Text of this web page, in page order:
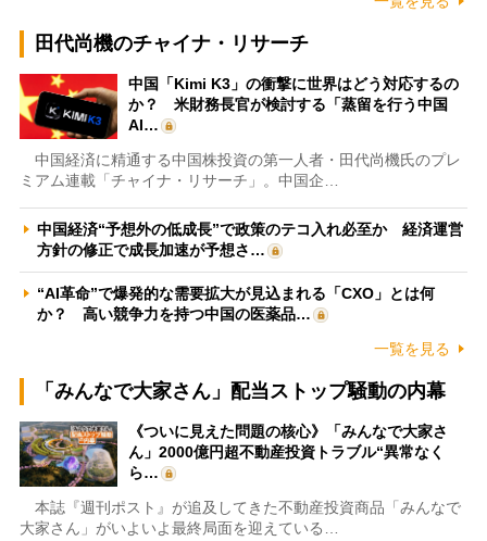
田代尚機のチャイナ・リサーチ
中国「Kimi K3」の衝撃に世界はどう対応するの
か？ 米財務長官が検討する「蒸留を行う中国
AI…
中国経済に精通する中国株投資の第一人者・田代尚機氏のプレ
ミアム連載「チャイナ・リサーチ」。中国企…
中国経済“予想外の低成長”で政策のテコ入れ必至か 経済運営
方針の修正で成長加速が予想さ…
“AI革命”で爆発的な需要拡大が見込まれる「CXO」とは何
か？ 高い競争力を持つ中国の医薬品…
一覧を見る
「みんなで大家さん」配当ストップ騒動の内幕
《ついに見えた問題の核心》「みんなで大家さ
ん」2000億円超不動産投資トラブル“異常なく
ら…
本誌『週刊ポスト』が追及してきた不動産投資商品「みんなで
大家さん」がいよいよ最終局面を迎えている…